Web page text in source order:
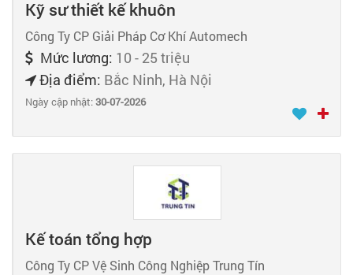
Kỹ sư thiết kế khuôn
Công Ty CP Giải Pháp Cơ Khí Automech
Mức lương: 10 - 25 triệu
Địa điểm: Bắc Ninh, Hà Nội
Ngày cập nhật:30-07-2026
Kế toán tổng hợp
Công Ty CP Vệ Sinh Công Nghiệp Trung Tín